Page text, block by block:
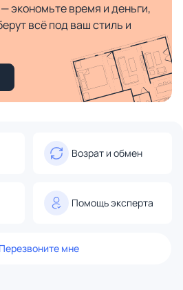
экономьте время и деньги,
всё под ваш стиль и
Возрат и обмен
Помощь эксперта
Перезвоните мне